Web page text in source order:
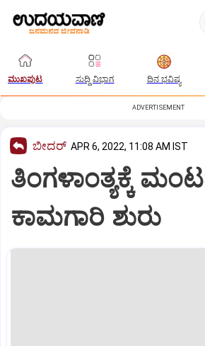
ಮುಖಪುಟ ಸುದ್ದಿ ವಿಭಾಗ ದಿನ ಭವಿಷ್ಯ
ADVERTISEMENT
ಬೀದರ್ APR 6, 2022, 11:08 AM IST
ತಿಂಗಳಾಂತ್ಯಕ್ಕೆ
ಕಾಮಗಾರಿ ಶುರು